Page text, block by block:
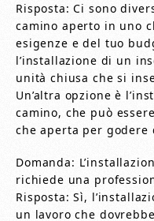
Risposta: Ci sono
camino aperto in uno
esigenze e del tuo
l’installazione di un
unità chiusa che si
Un’altra opzione è
camino, che può
che aperta per godere
Domanda:
richiede una
Risposta: Sì,
un lavoro che